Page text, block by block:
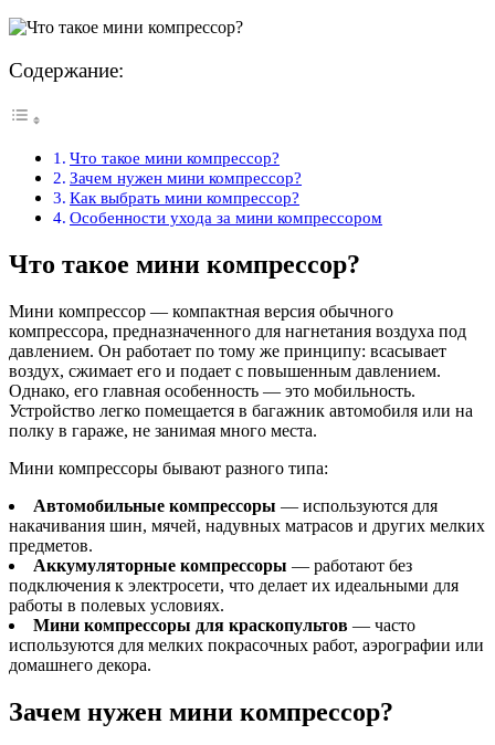
Содержание:
Что такое мини компрессор?
Зачем нужен мини компрессор?
Как выбрать мини компрессор?
Особенности ухода за мини компрессором
Что такое мини компрессор?
Мини компрессор — компактная версия обычного
компрессора, предназначенного для нагнетания воздуха под
давлением. Он работает по тому же принципу: всасывает
воздух, сжимает его и подает с повышенным давлением.
Однако, его главная особенность — это мобильность.
Устройство легко помещается в багажник автомобиля или на
полку в гараже, не занимая много места.
Мини компрессоры бывают разного типа:
Автомобильные компрессоры — используются для
накачивания шин, мячей, надувных матрасов и других мелких
предметов.
Аккумуляторные компрессоры — работают без
подключения к электросети, что делает их идеальными для
работы в полевых условиях.
Мини компрессоры для краскопультов — часто
используются для мелких покрасочных работ, аэрографии или
домашнего декора.
Зачем нужен мини компрессор?